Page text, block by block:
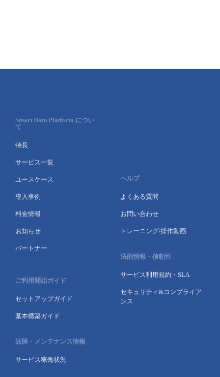
Smart Data Platform につい
て
特長
サービス一覧
ユースケース
導入事例
料金情報
お知らせ
パートナー
ご利用開始ガイド
セットアップガイド
基本構築ガイド
故障・メンテナンス情報
サービス稼働状況
ヘルプ
よくある質問
お問い合わせ
トレーニング/操作動画
法的情報・信頼性
サービス利用規約・SLA
セキュリティ&コンプライア
ンス